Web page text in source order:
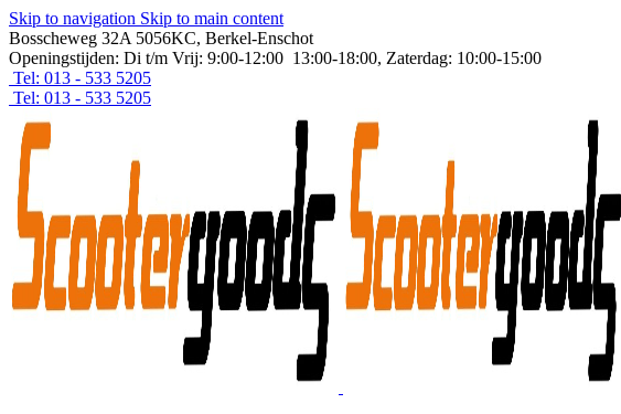
Skip to navigation Skip to main content
Bosscheweg 32A 5056KC, Berkel-Enschot
Openingstijden: Di t/m Vrij: 9:00-12:00 13:00-18:00, Zaterdag: 10:00-15:00
Tel: 013 - 533 5205
Tel: 013 - 533 5205